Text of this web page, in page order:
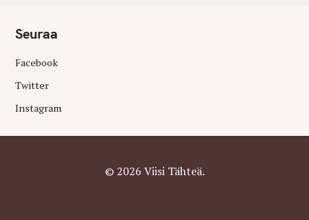
Seuraa
Facebook
Twitter
Instagram
© 2026 Viisi Tähteä.